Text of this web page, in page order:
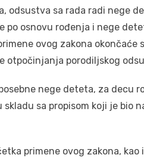
odsustva sa rada radi nege
po osnovu rođenja i nege
ovog zakona okončaće
otpočinjanja porodiljskog
nege deteta, za decu
sa propisom koji je bio
primene ovog zakona, kao